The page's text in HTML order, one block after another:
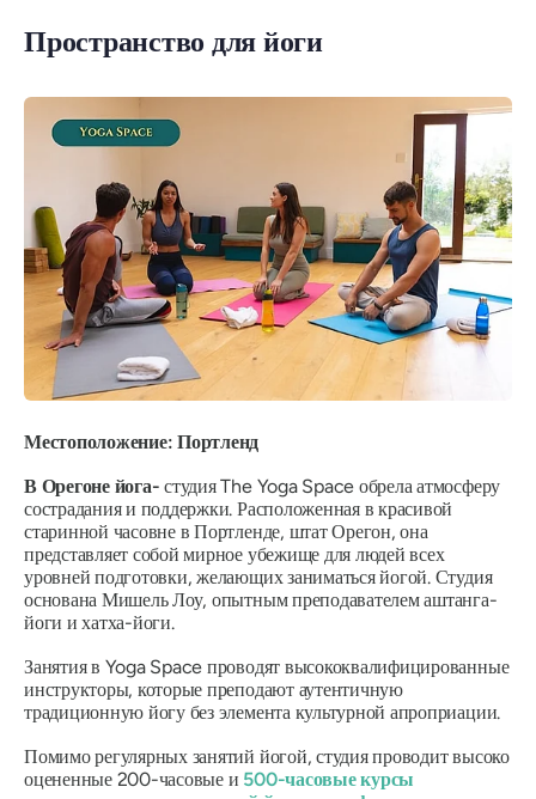
Пространство для йоги
Местоположение: Портленд
В Орегоне йога- студия The Yoga Space обрела атмосферу
сострадания и поддержки. Расположенная в красивой
старинной часовне в Портленде, штат Орегон, она
представляет собой мирное убежище для людей всех
уровней подготовки, желающих заниматься йогой. Студия
основана Мишель Лоу, опытным преподавателем аштанга-
йоги и хатха-йоги.
Занятия в Yoga Space проводят высококвалифицированные
инструкторы, которые преподают аутентичную
традиционную йогу без элемента культурной апроприации.
Помимо регулярных занятий йогой, студия проводит высоко
оцененные 200-часовые и 500-часовые курсы